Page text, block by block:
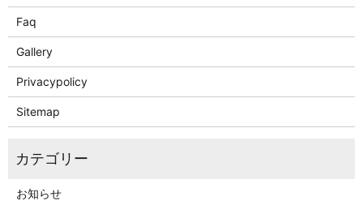
Faq
Gallery
Privacypolicy
Sitemap
お知らせ